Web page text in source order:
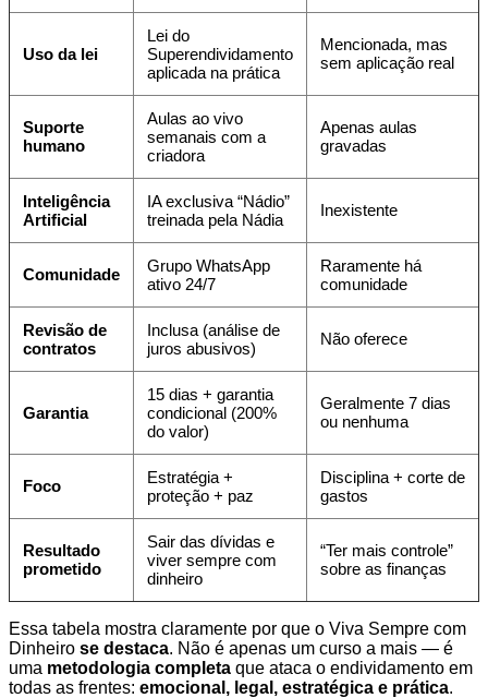
Uso da lei
Lei do
Superendividamento
aplicada na prática
Mencionada, mas
sem aplicação real
Suporte
humano
Aulas ao vivo
semanais com a
criadora
Apenas aulas
gravadas
Inteligência
Artificial
IA exclusiva “Nádio”
treinada pela Nádia
Inexistente
Comunidade
Grupo WhatsApp
ativo 24/7
Raramente há
comunidade
Revisão de
contratos
Inclusa (análise de
juros abusivos)
Não oferece
Garantia
15 dias + garantia
condicional (200%
do valor)
Geralmente 7 dias
ou nenhuma
Foco
Estratégia +
proteção + paz
Disciplina + corte de
gastos
Resultado
prometido
Sair das dívidas e
viver sempre com
dinheiro
“Ter mais controle”
sobre as finanças
Essa tabela mostra claramente por que o Viva Sempre com
Dinheiro se destaca. Não é apenas um curso a mais — é
uma metodologia completa que ataca o endividamento em
todas as frentes: emocional, legal, estratégica e prática.